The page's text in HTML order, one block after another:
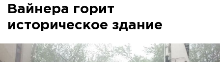
Вайнера горит
историческое здание